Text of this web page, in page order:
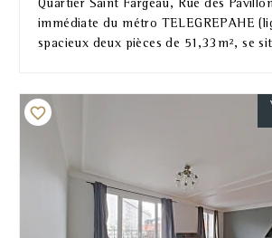
Quartier Saint Fargeau, Rue des
immédiate du métro TELEGREPAHE
spacieux deux pièces de 51,33m², se